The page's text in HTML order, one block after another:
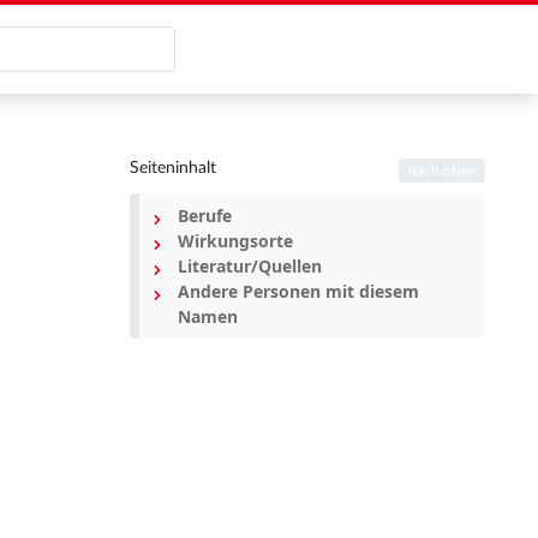
Seiteninhalt
Berufe
Wirkungsorte
Literatur/Quellen
Andere Personen mit diesem
Namen